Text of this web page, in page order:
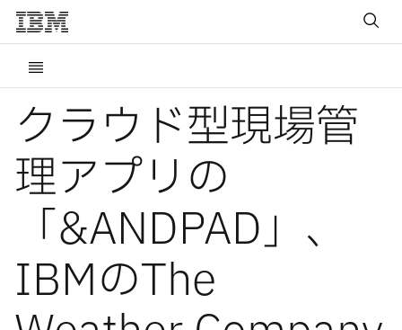
クラウド型現場管
理アプリの
「&ANDPAD」、
IBMのThe